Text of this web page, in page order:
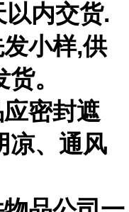
内交货.
发小样,供
。
应密封遮
凉、通风